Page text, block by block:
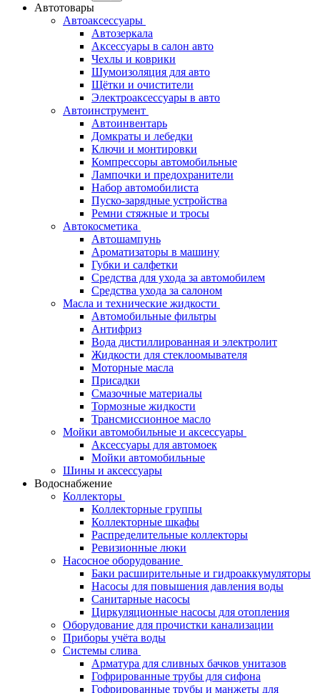
Автотовары
Автоаксессуары
Автозеркала
Аксессуары в салон авто
Чехлы и коврики
Шумоизоляция для авто
Щётки и очистители
Электроаксессуары в авто
Автоинструмент
Автоинвентарь
Домкраты и лебедки
Ключи и монтировки
Компрессоры автомобильные
Лампочки и предохранители
Набор автомобилиста
Пуско-зарядные устройства
Ремни стяжные и тросы
Автокосметика
Автошампунь
Ароматизаторы в машину
Губки и салфетки
Средства для ухода за автомобилем
Средства ухода за салоном
Масла и технические жидкости
Автомобильные фильтры
Антифриз
Вода дистиллированная и электролит
Жидкости для стеклоомывателя
Моторные масла
Присадки
Смазочные материалы
Тормозные жидкости
Трансмиссионное масло
Мойки автомобильные и аксессуары
Аксессуары для автомоек
Мойки автомобильные
Шины и аксессуары
Водоснабжение
Коллекторы
Коллекторные группы
Коллекторные шкафы
Распределительные коллекторы
Ревизионные люки
Насосное оборудование
Баки расширительные и гидроаккумуляторы
Насосы для повышения давления воды
Санитарные насосы
Циркуляционные насосы для отопления
Оборудование для прочистки канализации
Приборы учёта воды
Системы слива
Арматура для сливных бачков унитазов
Гофрированные трубы для сифона
Гофрированные трубы и манжеты для